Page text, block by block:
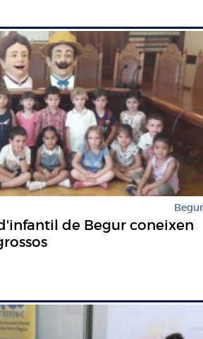
Begur
de Begur coneixen